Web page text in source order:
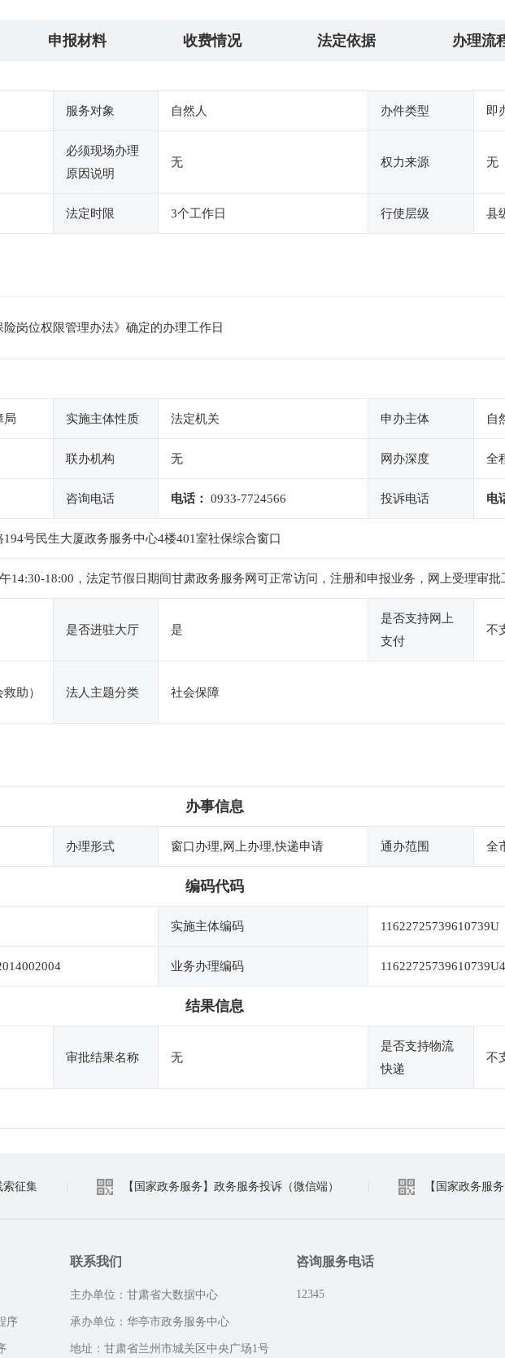
申报材料 收费情况 法定依据 办理流
服务对象 自然人 办件类型 即
必须现场办理
原因说明
无 权力来源 无
法定时限 3个工作日 行使层级 县
岗位权限管理办法》确定的办理工作日
局 实施主体性质 法定机关 申办主体 自
联办机构 无 网办深度 全
咨询电话 电话： 0933-7724566 投诉电话 电
号民生大厦政务服务中心4楼401室社保综合窗口
14:30-18:00，法定节假日期间甘肃政务服务网可正常访问，注册和申报业务，网上受理审批
是否进驻大厅 是
是否支持网上
支付
不
助） 法人主题分类 社会保障
办事信息
办理形式 窗口办理,网上办理,快递申请 通办范围 全
编码代码
实施主体编码 11622725739610739U
业务办理编码
结果信息
审批结果名称 无
是否支持物流
快递
不
索征集 【国家政务服务】政务服务投诉（微信端） 【国家政务服
序
联系我们
主办单位：甘肃省大数据中心
承办单位：华亭市政务服务中心
地址：甘肃省兰州市城关区中央广场1号
咨询服务电话
12345